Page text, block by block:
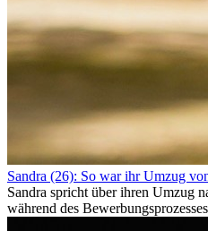
Sandra (26): So war ihr Umzug
Sandra spricht über ihren Umzug
während des